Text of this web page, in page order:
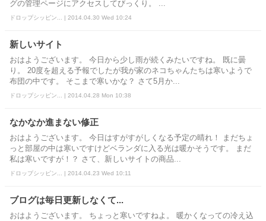
グの管理ページにアクセスしてびっくり。 ...
ドロップシッピン... | 2014.04.30 Wed 10:24
新しいサイト
おはようございます。 今日から少し雨が続くみたいですね。 既に曇
り。 20度を超える予報でしたが我が家のネコちゃんたちは寒いようで
布団の中です。 そこまで寒いかな？ さて5月か...
ドロップシッピン... | 2014.04.28 Mon 10:38
なかなか進まない修正
おはようございます。 今日はすがすがしくなる予定の晴れ！ まだちょ
っと部屋の中は寒いですけどベランダに入る光は暖かそうです。 まだ
私は寒いですが！？ さて、新しいサイトの商品...
ドロップシッピン... | 2014.04.23 Wed 10:11
ブログは毎日更新しなくて...
おはようございます。 ちょっと寒いですねよ。 暖かくなっての冷え込